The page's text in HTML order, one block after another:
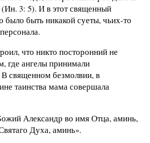
3: 5). И в этот священный
быть никакой суеты, чьих-то
что никто посторонний не
где ангелы принимали
священном безмолвии, в
таинства мама совершала
Александр во имя Отца, аминь,
Духа, аминь».